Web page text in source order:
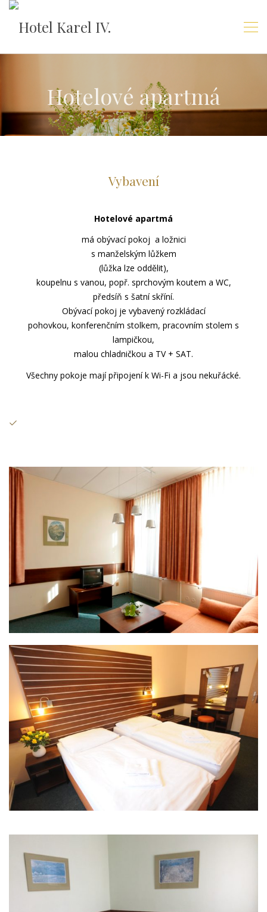
Hotelové apartmá
Vybavení
Hotelové apartmá
má obývací pokoj a ložnici
s manželským lůžkem
(lůžka lze oddělit),
koupelnu s vanou, popř. sprchovým koutem a WC,
předsíň s šatní skříní.
Obývací pokoj je vybavený rozkládací
pohovkou, konferenčním stolkem, pracovním stolem s
lampičkou,
malou chladničkou a TV + SAT.
Všechny pokoje mají připojení k Wi-Fi a jsou nekuřácké.